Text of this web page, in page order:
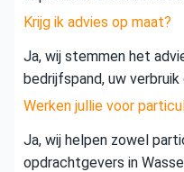
Krijg ik advies op maat?
Ja, wij stemmen het
bedrijfspand, uw verbruik
Werken jullie voor
Ja, wij helpen zowel
opdrachtgevers in